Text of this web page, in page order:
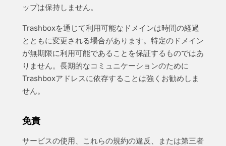
ップは保持しません。
Trashboxを通じて利用可能なドメインは時間の経過
とともに変更される場合があります。特定のドメイン
が無期限に利用可能であることを保証するものではあ
りません。長期的なコミュニケーションのために
Trashboxアドレスに依存することは強くお勧めしま
せん。
免責
サービスの使用、これらの規約の違反、または第三者